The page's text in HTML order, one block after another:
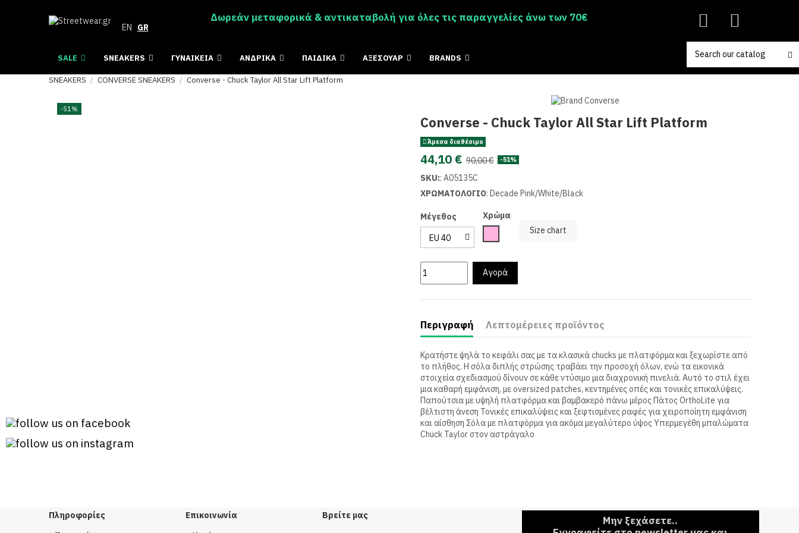
EN GR
Δωρεάν μεταφορικά & αντικαταβολή για όλες τις παραγγελίες άνω των 70€
SALE SNEAKERS ΓΥΝΑΙΚΕΙΑ ΑΝΔΡΙΚΑ ΠΑΙΔΙΚΑ ΑΞΕΣΟΥΑΡ BRANDS
SNEAKERS CONVERSE SNEAKERS Converse - Chuck Taylor All Star Lift Platform
-51%
Converse - Chuck Taylor All Star Lift Platform
Άμεσα διαθέσιμο
44,10 € 90,00 € -51%
SKU:: A05135C
ΧΡΩΜΑΤΟΛΟΓΙΟ: Decade Pink/White/Black
Μέγεθος
Χρώμα
Size chart
Αγορά
Περιγραφή Λεπτομέρειες προϊόντος
Κρατήστε ψηλά το κεφάλι σας με τα κλασικά chucks με πλατφόρμα και ξεχωρίστε από
το πλήθος. Η σόλα διπλής στρώσης τραβάει την προσοχή όλων, ενώ τα εικονικά
στοιχεία σχεδιασμού δίνουν σε κάθε ντύσιμο μια διαχρονική πινελιά. Αυτό το στιλ έχει
μια καθαρή εμφάνιση, με oversized patches, κεντημένες οπές και τονικές επικαλύψεις.
Παπούτσια με υψηλή πλατφόρμα και βαμβακερό πάνω μέρος Πάτος OrthoLite για
βέλτιστη άνεση Τονικές επικαλύψεις και ξεφτισμένες ραφές για χειροποίητη εμφάνιση
και αίσθηση Σόλα με πλατφόρμα για ακόμα μεγαλύτερο ύψος Υπερμεγέθη μπαλώματα
Chuck Taylor στον αστράγαλο
Πληροφορίες
Επικοινωνία
Βρείτε μας
Μην ξεχάσετε..